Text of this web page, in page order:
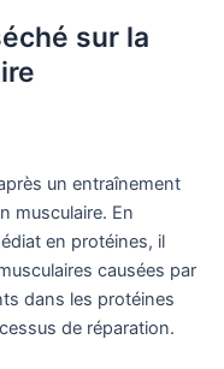
sur la
un entraînement
musculaire. En
en protéines, il
causées par
dans les protéines
de réparation.